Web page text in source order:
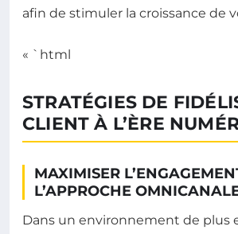
« `html
STRATÉGIES DE
CLIENT À L’ÈRE
MAXIMISER
L’APPROCHE
Dans un environnement de plus